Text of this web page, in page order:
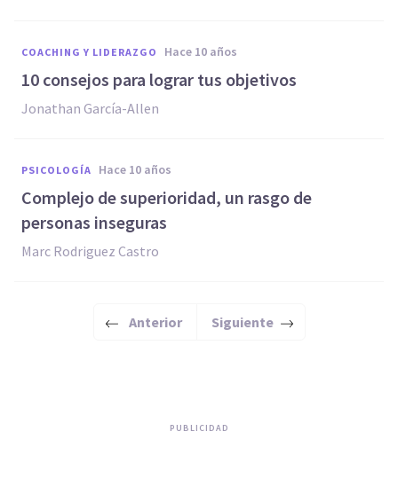
COACHING Y LIDERAZGO hace 10 años
​10 consejos para lograr tus objetivos
Jonathan García-Allen
PSICOLOGÍA hace 10 años
Complejo de superioridad, un rasgo de
personas inseguras
Marc Rodriguez Castro
Anterior Siguiente
PUBLICIDAD